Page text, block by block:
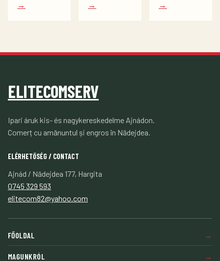
→
→
→
ELITECOMSERV
Ipari áruk kis- és nagykereskedelme Ajnádon.
Comerț cu amănuntul și engros în Nădejdea.
ELÉRHETŐSÉG / CONTACT
Ajnád / Nădejdea 177, Hargita
0745 329 593
elitecom82@yahoo.com
FŐOLDAL
MAGUNKRÓL